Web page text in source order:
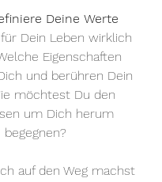
Deine Werte
Dein Leben wirklich
Eigenschaften
und berühren Dein
möchtest Du den
um Dich herum
begegnen?
auf den Weg machst